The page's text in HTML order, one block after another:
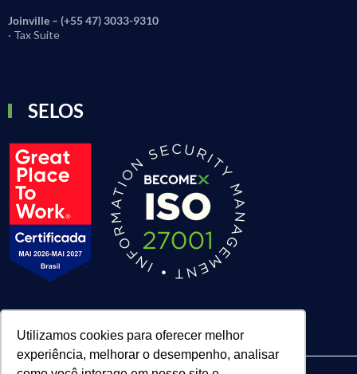
Utilizamos cookies para oferecer melhor
experiência, melhorar o desempenho, analisar
Joinville – (+55 47) 3033-9310
· Tax Suite
SELOS